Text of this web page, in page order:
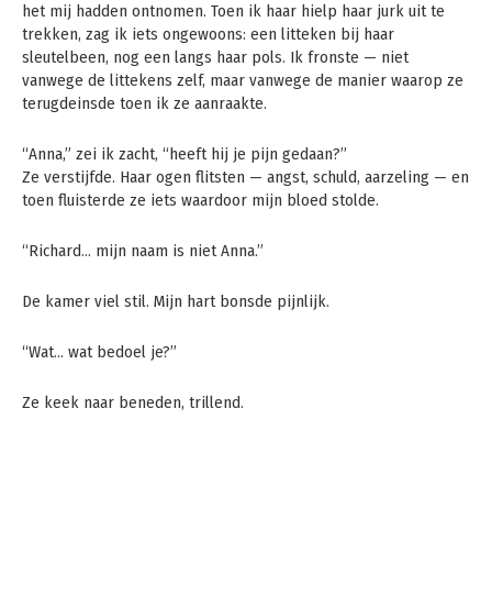
het mij hadden ontnomen. Toen ik haar hielp haar jurk uit te
trekken, zag ik iets ongewoons: een litteken bij haar
sleutelbeen, nog een langs haar pols. Ik fronste — niet
vanwege de littekens zelf, maar vanwege de manier waarop ze
terugdeinsde toen ik ze aanraakte.
“Anna,” zei ik zacht, “heeft hij je pijn gedaan?”
Ze verstijfde. Haar ogen flitsten — angst, schuld, aarzeling — en
toen fluisterde ze iets waardoor mijn bloed stolde.
“Richard… mijn naam is niet Anna.”
De kamer viel stil. Mijn hart bonsde pijnlijk.
“Wat… wat bedoel je?”
Ze keek naar beneden, trillend.